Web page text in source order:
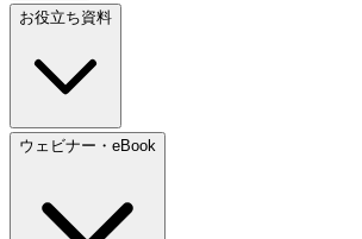
お役立ち資料
ウェビナー・eBook